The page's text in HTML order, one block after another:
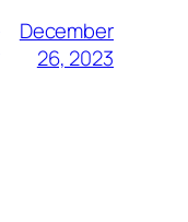
December
26, 2023